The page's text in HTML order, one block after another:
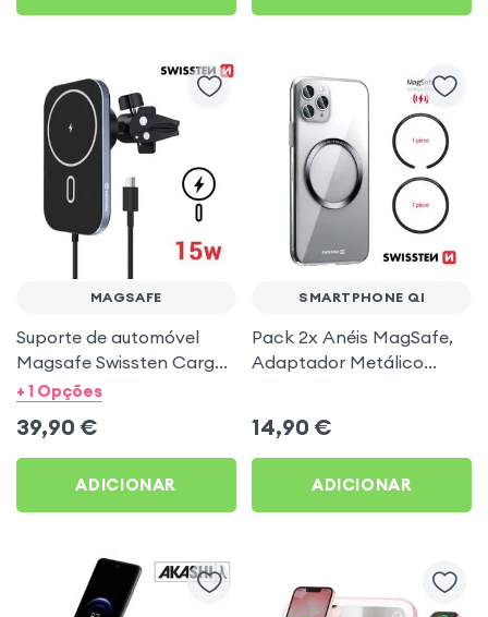
MAGSAFE
Suporte de automóvel
Magsafe Swissten Carga
rápida 15W Fixação da
preto
+ 1 Opções
39,90 €
ADICIONAR
SMARTPHONE QI
Pack 2x Anéis MagSafe,
Adaptador Metálico
14,90 €
ADICIONAR